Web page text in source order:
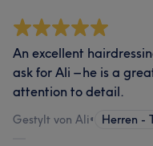
An excellent
ask for Ali – he is a
attention to detail.
Gestylt von Ali• Herren -